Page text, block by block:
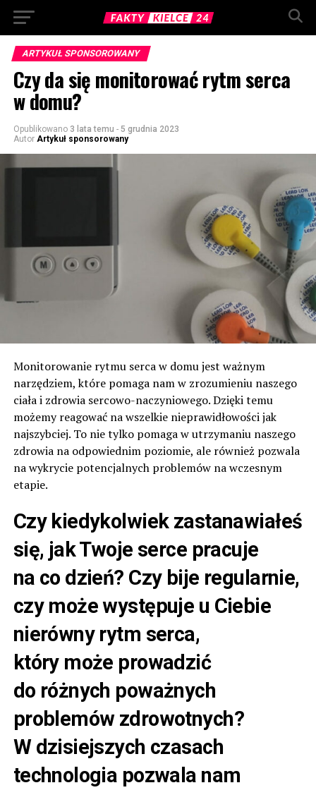
ARTYKUŁ SPONSOROWANY
Czy da się monitorować rytm serca
w domu?
Opublikowano 3 lata temu - 5 grudnia 2023
Autor Artykuł sponsorowany
Monitorowanie rytmu serca w domu jest ważnym
narzędziem, które pomaga nam w zrozumieniu naszego
ciała i zdrowia sercowo-naczyniowego. Dzięki temu
możemy reagować na wszelkie nieprawidłowości jak
najszybciej. To nie tylko pomaga w utrzymaniu naszego
zdrowia na odpowiednim poziomie, ale również pozwala
na wykrycie potencjalnych problemów na wczesnym
etapie.
Czy kiedykolwiek zastanawiałeś
się, jak Twoje serce pracuje
na co dzień? Czy bije regularnie,
czy może występuje u Ciebie
nierówny rytm serca,
który może prowadzić
do różnych poważnych
problemów zdrowotnych?
W dzisiejszych czasach
technologia pozwala nam